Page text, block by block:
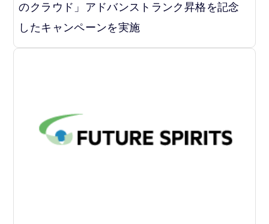
のクラウド」アドバンストランク昇格を記念
したキャンペーンを実施